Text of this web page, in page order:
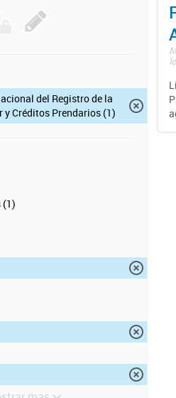
del Registro de la
Créditos Prendarios (1)
(1)